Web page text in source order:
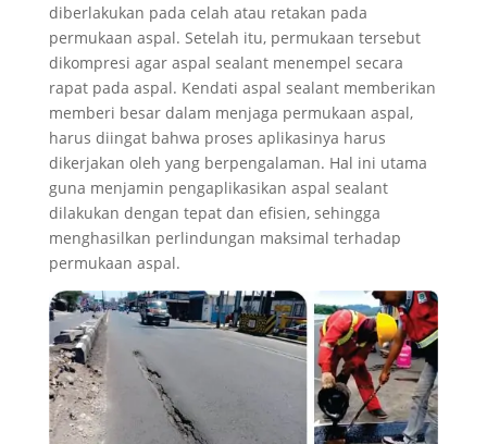
diberlakukan pada celah atau retakan pada
permukaan aspal. Setelah itu, permukaan tersebut
dikompresi agar aspal sealant menempel secara
rapat pada aspal. Kendati aspal sealant memberikan
memberi besar dalam menjaga permukaan aspal,
harus diingat bahwa proses aplikasinya harus
dikerjakan oleh yang berpengalaman. Hal ini utama
guna menjamin pengaplikasikan aspal sealant
dilakukan dengan tepat dan efisien, sehingga
menghasilkan perlindungan maksimal terhadap
permukaan aspal.